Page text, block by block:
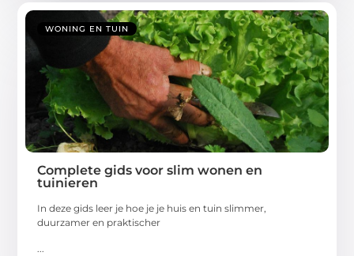
WONING EN TUIN
Complete gids voor slim wonen en
tuinieren
In deze gids leer je hoe je je huis en tuin slimmer,
duurzamer en praktischer